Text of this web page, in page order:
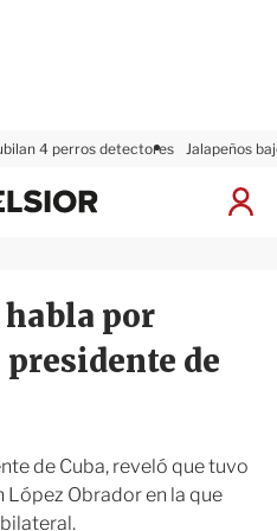
4 perros detectores Jalapeños
I
ó
n
x
o
r
habla por
de
de Cuba, reveló que tuvo
Obrador en la que